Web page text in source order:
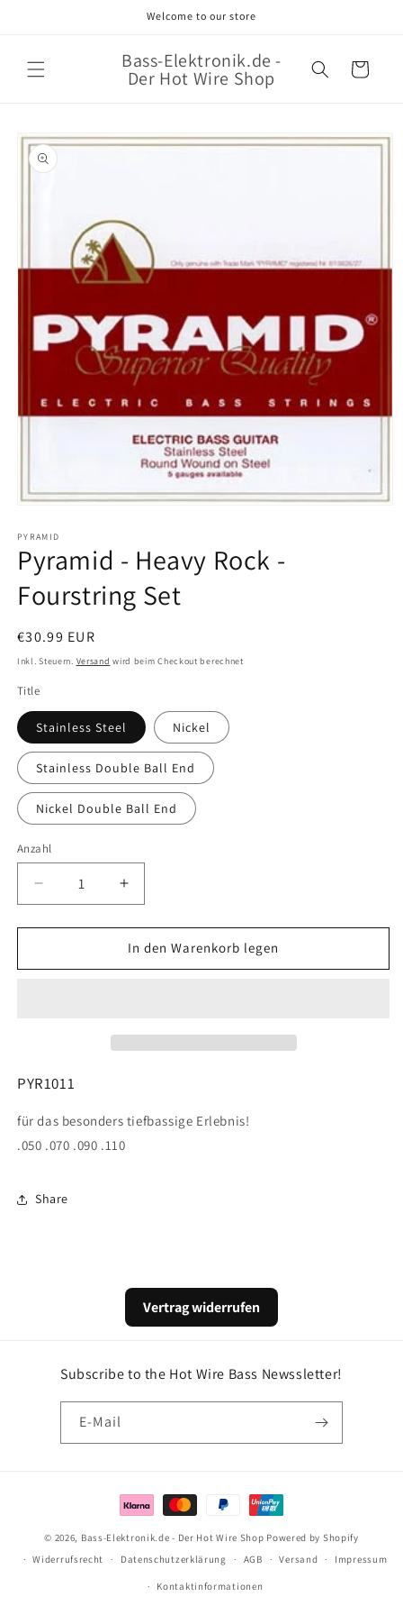
Welcome to our store
Bass-Elektronik.de -
Der Hot Wire Shop Warenkorb
in
Modal
öffnen
PYRAMID
Pyramid - Heavy Rock -
Fourstring Set
Normaler
Preis
€30.99 EUR
Inkl. Steuern. Versand wird beim Checkout berechnet
Title
Stainless Steel Nickel
Stainless Double Ball End
Nickel Double Ball End
Anzahl
Verringere
die
Menge
Pyramid
Set
Erhöhe
die
Menge
für
Pyramid
In den Warenkorb legen
PYR1011
für das besonders tiefbassige Erlebnis!
.050 .070 .090 .110
Share
Vertrag widerrufen
Subscribe to the Hot Wire Bass Newssletter!
E-Mail
Zahlungsmethoden
© 2026, Bass-Elektronik.de - Der Hot Wire Shop Powered by Shopify
Widerrufsrecht
Datenschutzerklärung AGB Versand Impressum
Kontaktinformationen